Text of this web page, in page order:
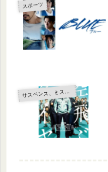
スポーツ
サ
スペンス、ミステリー